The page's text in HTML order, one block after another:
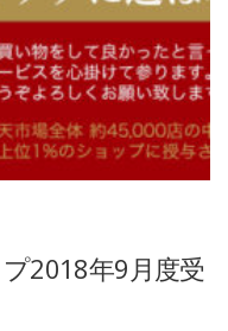
2018年9月度受